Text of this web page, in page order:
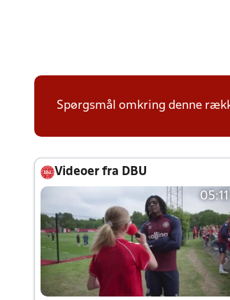
Spørgsmål omkring denne
Videoer fra DBU
05:11